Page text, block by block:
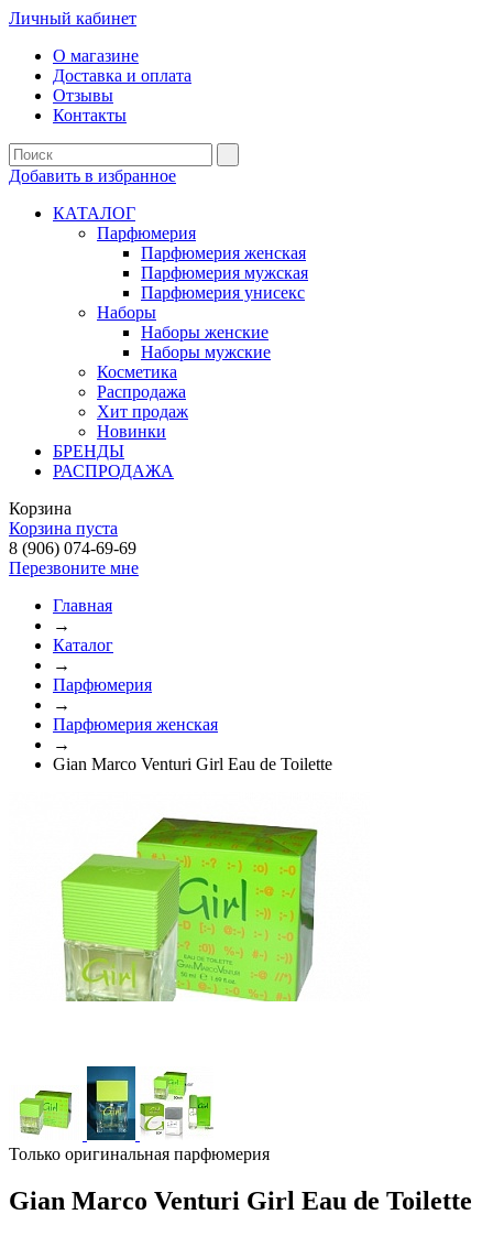
Личный кабинет
О магазине
Доставка и оплата
Отзывы
Контакты
Добавить в избранное
КАТАЛОГ
Парфюмерия
Парфюмерия женская
Парфюмерия мужская
Парфюмерия унисекс
Наборы
Наборы женские
Наборы мужские
Косметика
Распродажа
Хит продаж
Новинки
БРЕНДЫ
РАСПРОДАЖА
Корзина
Корзина пуста
8 (906) 074-69-69
Перезвоните мне
Главная
→
Каталог
→
Парфюмерия
→
Парфюмерия женская
→
Gian Marco Venturi Girl Eau de Toilette
Только оригинальная парфюмерия
Gian Marco Venturi Girl Eau de Toilette